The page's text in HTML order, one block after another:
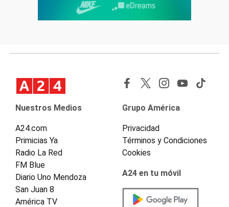
Nuestros Medios
A24.com
Primicias Ya
Radio La Red
FM Blue
Diario Uno Mendoza
San Juan 8
América TV
Grupo América
Privacidad
Términos y Condiciones
Cookies
A24 en tu móvil